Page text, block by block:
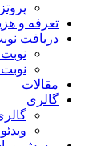
تعرفه و
دریافت
مقالات
گالری